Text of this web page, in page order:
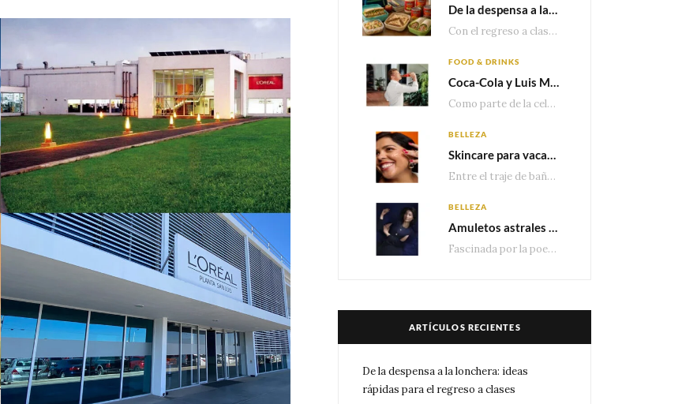
De la despensa a la lonchera: ideas rápidas para el regreso a clases
Con el regreso a clases cada vez más cerca, las familias comienzan a reorganizar horarios,…
FOOD & DRINKS
Coca-Cola y Luis Miguel estrenan el comercial que celebra 100 años de historia junto a México
Como parte de la celebración por sus primeros 100 años enMéxico, Coca-Cola presenta hoy el…
BELLEZA
Skincare para vacaciones: Los do’s and dont’s para cuidar tu piel
Entre el traje de baño, las sandalias, los lentes de sol y los looks que…
BELLEZA
Amuletos astrales y la icónica colección Zodiaque de Van Cleef & Arpels
Fascinada por la poesía de las estrellas, la Maison Van Cleef & Arpels celebra la llegada de las…
ARTÍCULOS RECIENTES
De la despensa a la lonchera: ideas
rápidas para el regreso a clases